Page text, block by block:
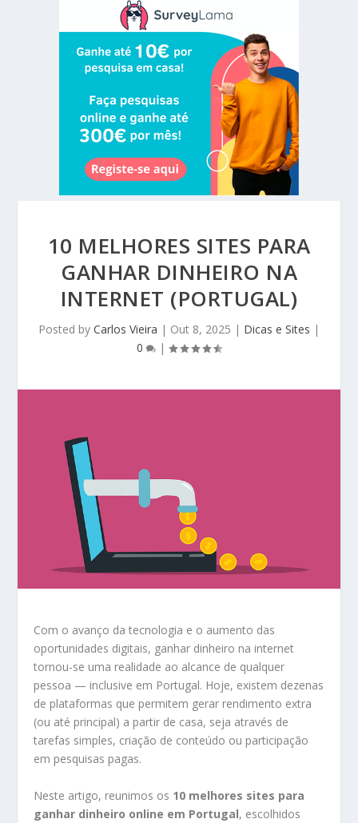
10 MELHORES SITES PARA
GANHAR DINHEIRO NA
INTERNET (PORTUGAL)
Posted by Carlos Vieira | Out 8, 2025 | Dicas e Sites |
0
|
Com o avanço da tecnologia e o aumento das
oportunidades digitais, ganhar dinheiro na internet
tornou-se uma realidade ao alcance de qualquer
pessoa — inclusive em Portugal. Hoje, existem dezenas
de plataformas que permitem gerar rendimento extra
(ou até principal) a partir de casa, seja através de
tarefas simples, criação de conteúdo ou participação
em pesquisas pagas.
Neste artigo, reunimos os 10 melhores sites para
ganhar dinheiro online em Portugal, escolhidos